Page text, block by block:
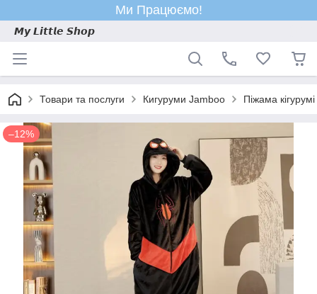
Ми Працюємо!
𝙈𝙮 𝙇𝙞𝙩𝙩𝙡𝙚 𝙎𝙝𝙤𝙥
Товари та послуги Кигуруми Jamboo Піжама
–12%